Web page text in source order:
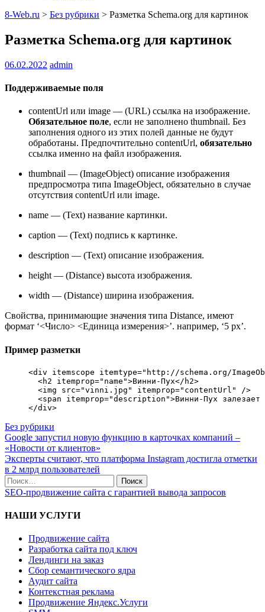
8-Web.ru > Без рубрики > Разметка Schema.org для картинок
Разметка Schema.org для картинок
06.02.2022 admin
Поддерживаемые поля
contentUrl или image — (URL) ссылка на изображение.
Обязательное поле, если не заполнено thumbnail. Без
заполнения одного из этих полей данные не будут
обработаны. Предпочтительно contentUrl, обязательно
ссылка именно на файл изображения.
thumbnail — (ImageObject) описание изображения
предпросмотра типа ImageObject, обязательно в случае
отсутствия contentUrl или image.
name — (Text) название картинки.
caption — (Text) подпись к картинке.
description — (Text) описание изображения.
height — (Distance) высота изображения.
width — (Distance) ширина изображения.
Cвойства, принимающие значения типа Distance, имеют
формат ‘<Число> <Единица измерения>’. например, ‘5 px’.
Пример разметки
<div itemscope itemtype="http://schema.org/
  <h2 itemprop="name">Винни-Пух</h2>
  <img src=​"vinni.jpg" itemprop="contentUrl" />
<span itemprop="description">Винни-Пух залезает
</div>
Без рубрики
Google запустил новую функцию в карточках компаний –
«Новости от клиентов»
Эксперты считают, что платформа Instagram достигла отметки
в 2 млрд пользователей
SEO-продвижение сайта с гарантией вывода запросов
НАШИ УСЛУГИ
Продвижение сайта
Разработка сайта под ключ
Лендинги на заказ
Сбор семантического ядра
Аудит сайта
Контекстная реклама
Продвижение Яндекс.Услуги